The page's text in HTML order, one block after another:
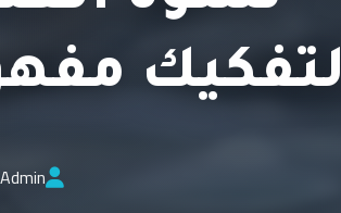
لتفكيك
Admin